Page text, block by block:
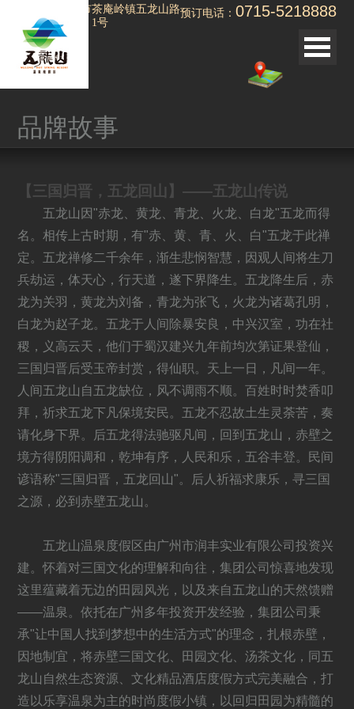
预订电话： 0715-5218888
湖北省赤壁市茶庵岭镇五龙山路
（温泉大道）1号
田园文化
汤茶文化
项目整体规划蓝图
静谧之美
野趣之美
甜蜜之美
品牌故事
【三国归晋，五龙回山】——五龙山传说
五龙山因"赤龙、黄龙、青龙、火龙、白龙"五龙而得
名。相传上古时期，有"赤、黄、青、火、白"五龙于此禅
定。五龙禅修二千余年，渐生悲悯智慧，因观人间将生刀
兵劫运，体天心，行天道，遂下界降生。五龙降生后，赤
龙为关羽，黄龙为刘备，青龙为张飞，火龙为诸葛孔明，
白龙为赵子龙。五龙于人间除暴安良，中兴汉室，功在社
稷，义高云天，他们于蜀汉建兴九年前均次第证果登仙，
三国归晋后受玉帝封赏，得仙职。天上一日，凡间一年。
人间五龙山自五龙缺位，风不调雨不顺。百姓时时焚香叩
拜，祈求五龙下凡保境安民。五龙不忍故土生灵荼苦，奏
请化身下界。后五龙得法驰驱凡间，回到五龙山，赤壁之
境方得阴阳调和，乾坤有序，人民和乐，五谷丰登。民间
谚语称"三国归晋，五龙回山"。后人祈福求康乐，寻三国
之源，必到赤壁五龙山。
五龙山温泉度假区由广州市润丰实业有限公司投资兴
建。怀着对三国文化的理解和向往，集团公司惊喜地发现
这里蕴藏着无边的田园风光，以及来自五龙山的天然馈赠
——温泉。依托在广州多年投资开发经验，集团公司秉
承"让中国人找到梦想中的生活方式"的理念，扎根赤壁，
因地制宜，将赤壁三国文化、田园文化、汤茶文化，同五
龙山自然生态资源、文化精品酒店度假方式完美融合，打
造以乐享温泉为主的时尚度假小镇，以回归田园为精髓的